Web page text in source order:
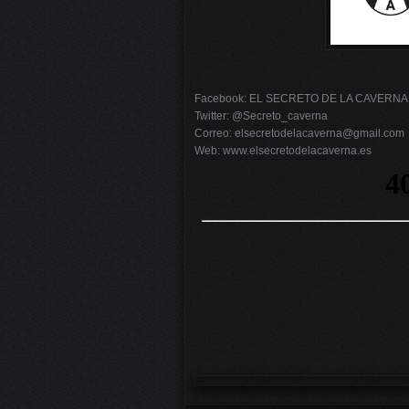
Facebook: EL SECRETO DE LA CAVERNA
Twitter: @Secreto_caverna
Correo: elsecretodelacaverna@gmail.com
Web: www.elsecretodelacaverna.es